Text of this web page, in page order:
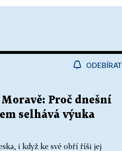
ODEBÍRAT
Proč dnešní
selhává výuka
i když ke své obří říši jej